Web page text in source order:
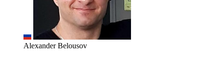
Alexander Belousov